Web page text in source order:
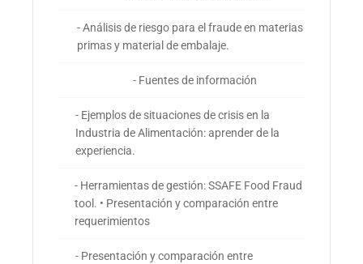
- Análisis de riesgo para el fraude en materias
primas y material de embalaje.
- Fuentes de información
- Ejemplos de situaciones de crisis en la
Industria de Alimentación: aprender de la
experiencia.
- Herramientas de gestión: SSAFE Food Fraud
tool. • Presentación y comparación entre
requerimientos
- Presentación y comparación entre